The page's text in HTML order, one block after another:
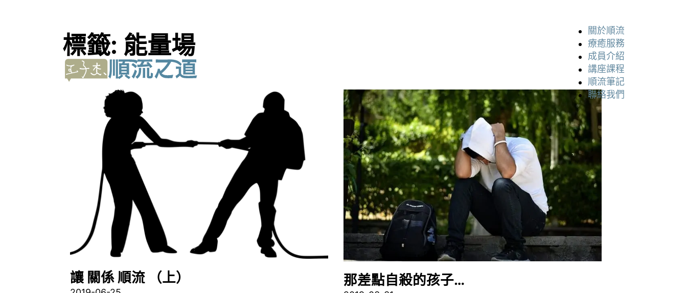
關於順流
療癒服務
成員介紹
講座課程
順流筆記
聯絡我們
標籤: 能量場
讓 關係 順流 （上） 那差點自殺的孩子…